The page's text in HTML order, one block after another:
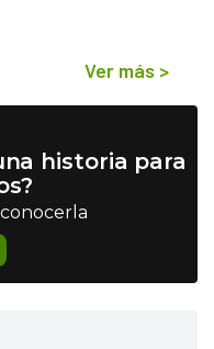
Ver más >
historia para